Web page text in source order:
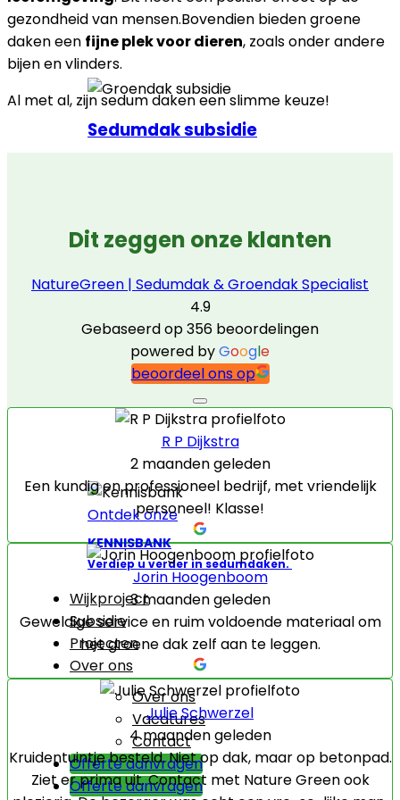
Sedumdak subsidie
Ontdek onze
KENNISBANK
Verdiep u verder in sedumdaken.
Wijkproject
Subsidie
Projecten
Over ons
Over ons
Vacatures
Contact
Offerte aanvragen
Offerte aanvragen
gezondheid van mensen.Bovendien bieden groene
daken een fijne plek voor dieren, zoals onder andere
bijen en vlinders.
Al met al, zijn sedum daken een slimme keuze!
Dit zeggen onze klanten
NatureGreen | Sedumdak & Groendak Specialist
4.9
Gebaseerd op 356 beoordelingen
powered byGoogle
beoordeel ons op
R P Dijkstra
2 maanden geleden
Een kundig en professioneel bedrijf, met vriendelijk
personeel! Klasse!
Jorin Hoogenboom
3 maanden geleden
Geweldige service en ruim voldoende materiaal om
het groene dak zelf aan te leggen.
Julie Schwerzel
4 maanden geleden
Kruidentuintje besteld. Niet op dak, maar op betonpad.
Ziet er prima uit. Contact met Nature Green ook